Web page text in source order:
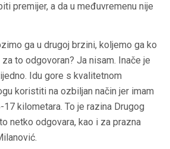
premijer, a da u međuvremenu nije
ga u drugoj brzini, koljemo ga ko
to odgovoran? Ja nisam. Inače je
Idu gore s kvalitetnom
koristiti na ozbiljan način jer imam
kilometara. To je razina Drugog
netko odgovara, kao i za prazna